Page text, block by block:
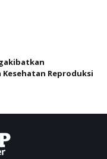
Reproduksi